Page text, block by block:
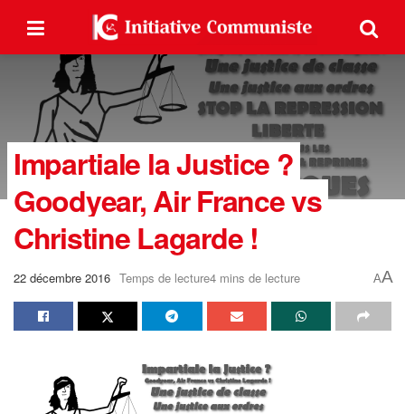
Impartiale la Justice ?
Goodyear, Air France vs
Christine Lagarde !
22 décembre 2016 Temps de lecture4 mins de lecture AA